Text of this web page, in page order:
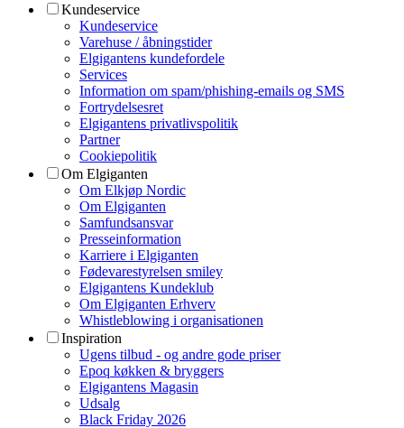
Kundeservice
Kundeservice
Varehuse / åbningstider
Elgigantens kundefordele
Services
Information om spam/phishing-emails og SMS
Fortrydelsesret
Elgigantens privatlivspolitik
Partner
Cookiepolitik
Om Elgiganten
Om Elkjøp Nordic
Om Elgiganten
Samfundsansvar
Presseinformation
Karriere i Elgiganten
Fødevarestyrelsen smiley
Elgigantens Kundeklub
Om Elgiganten Erhverv
Whistleblowing i organisationen
Inspiration
Ugens tilbud - og andre gode priser
Epoq køkken & bryggers
Elgigantens Magasin
Udsalg
Black Friday 2026